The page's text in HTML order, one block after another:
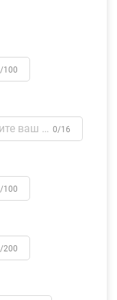
100
0/16
100
200